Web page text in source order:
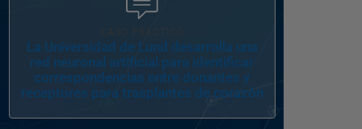
La Universidad de Lund desarrolla una
red neuronal artificial para identificar
correspondencias entre donantes y
receptores para trasplantes de corazón